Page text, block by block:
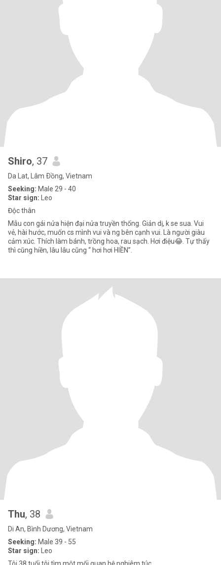
Shiro, 37
Da Lat, Lâm Ðồng, Vietnam
Seeking: Male 29 - 40
Star sign: Leo
Độc thân
Mẫu con gái nửa hiện đại nửa truyền thống. Giản dị, k se sua. Vui
vẻ, hài hước, muốn cs mình vui và ng bên cạnh vui. Là người giàu
cảm xúc. Thích làm bánh, trồng hoa, rau sạch. Hơi điệu😂. Tự thấy
thì cũng hiền, lâu lâu cũng “ hơi hơi HIỀN”.
Thu, 38
Di An, Bình Dương, Vietnam
Seeking: Male 39 - 55
Star sign: Leo